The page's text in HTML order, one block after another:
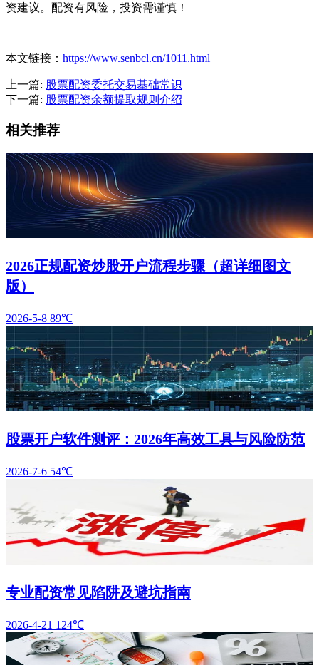
资建议。配资有风险，投资需谨慎！
本文链接： https://www.senbcl.cn/1011.html
上一篇: 股票配资委托交易基础常识
下一篇: 股票配资余额提取规则介绍
相关推荐
2026正规配资炒股开户流程步骤（超详细图文
版）
2026-5-8 89℃
股票开户软件测评：2026年高效工具与风险防范
2026-7-6 54℃
专业配资常见陷阱及避坑指南
2026-4-21 124℃